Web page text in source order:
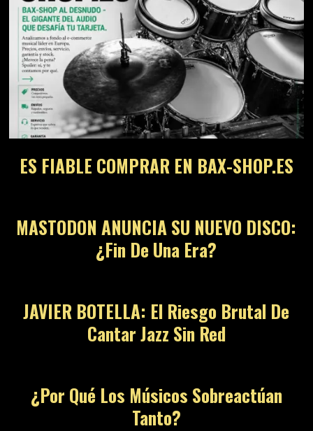
ES FIABLE COMPRAR EN BAX-SHOP.ES
MASTODON ANUNCIA SU NUEVO DISCO:
¿Fin De Una Era?
JAVIER BOTELLA: El Riesgo Brutal De
Cantar Jazz Sin Red
¿Por Qué Los Músicos Sobreactúan
Tanto?